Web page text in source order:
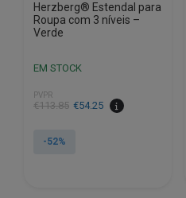
Herzberg® Estendal para
Roupa com 3 níveis –
Verde
EM STOCK
PVPR
€113.85
O
original
€54.25
O
atual
-52%